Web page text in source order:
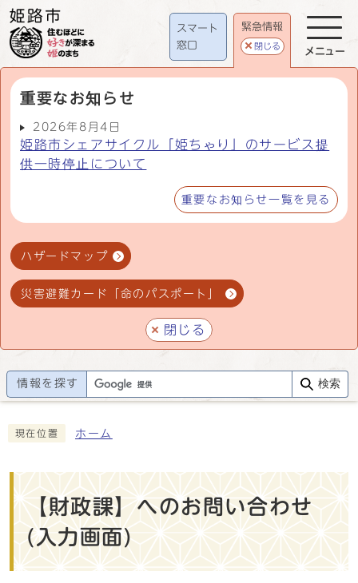
スマート
窓口
緊急情報
閉じる
重要なお知らせ
2026年8月4日
姫路市シェアサイクル「姫ちゃり」のサービス提
供一時停止について
重要なお知らせ一覧を見る
ハザードマップ
災害避難カード「命のパスポート」
閉じる
メニュー
情報を探す 検索
現在位置 ホーム
【財政課】へのお問い合わせ
(入力画面)